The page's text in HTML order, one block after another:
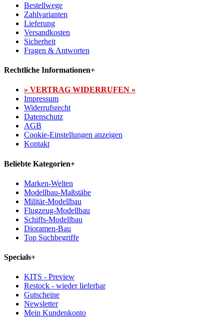
Bestellwege
Zahlvarianten
Lieferung
Versandkosten
Sicherheit
Fragen & Antworten
Rechtliche Informationen+
» VERTRAG WIDERRUFEN «
Impressum
Widerrufsrecht
Datenschutz
AGB
Cookie-Einstellungen anzeigen
Kontakt
Beliebte Kategorien+
Marken-Welten
Modellbau-Maßstäbe
Militär-Modellbau
Flugzeug-Modellbau
Schiffs-Modellbau
Dioramen-Bau
Top Suchbegriffe
Specials+
KITS - Preview
Restock - wieder lieferbar
Gutscheine
Newsletter
Mein Kundenkonto